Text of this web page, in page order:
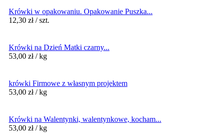
Krówki w opakowaniu. Opakowanie Puszka...
12,30 zł / szt.
Krówki na Dzień Matki czarny...
53,00 zł / kg
krówki Firmowe z własnym projektem
53,00 zł / kg
Krówki na Walentynki, walentynkowe, kocham...
53,00 zł / kg